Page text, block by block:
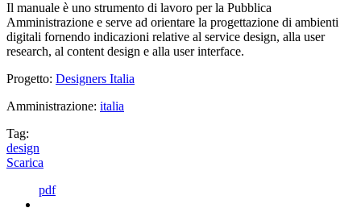
Il manuale è uno strumento di lavoro per la Pubblica
Amministrazione e serve ad orientare la progettazione di ambienti
digitali fornendo indicazioni relative al service design, alla user
research, al content design e alla user interface.
Progetto: Designers Italia
Amministrazione: italia
Tag:
design
Scarica
pdf